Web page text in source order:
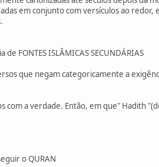
em conjunto com versículos ao
FONTES ISLÂMICAS SECUNDÁRIAS
que negam categoricamente a
com a verdade. Então, em que" Hadith
o QURAN